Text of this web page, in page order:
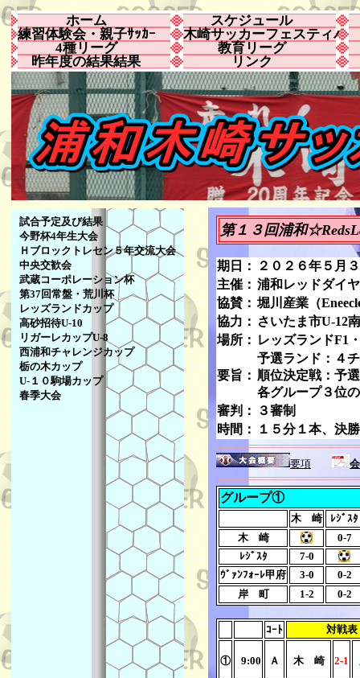
ホーム
スケジュール
練習体験会・親子ｻｯｶｰ
木崎サッカーフェスティバル
4種リーグ
教育リーグ
昨年度の結果結果
リンク
試合予定及び結果
今野杯4年生大会
Ｈブロックトレセン５年交流大会
中央交歓会
武蔵コーポレーション杯
第37回常盤・荒川杯
レッズランドカップ
高砂招待U-10
リガーレカップU-8
西浦和チャレンジカップ
栃の木カップ
U-１０駒場カップ
春季大会
第１３回浦和
期日：
２０２６年５月
主催： 浦和レッドダイ
協賛： 堀川産業（
協力： さいたま市U-12
場所： レッズランドF1
要旨：
予選ランド：４
順位決定戦：予
各グループ３位
審判：
３審制
時間：
１５分１本、決
要項
グループ①
木 崎
ﾚｼﾞｽﾀ
木 崎
0-7
ﾚｼﾞｽﾀ
7-0
ｳﾞｧﾝﾌｫｰﾚ甲府
3-0
0-2
岸 町
1-2 0-2
ｺｰﾄ 対戦表
① 9:00 Ａ 木 崎 2-1